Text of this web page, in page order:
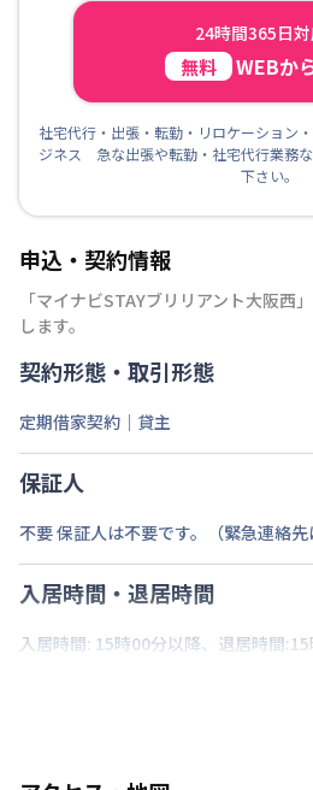
24時間365日
無料 WEBか
社宅代行・出張・転勤・リロケーション
ジネス 急な出張や転勤・社宅代行業務
下さい。
申込・契約情報
「マイナビSTAYブリリアント大阪西
します。
契約形態・取引形態
定期借家契約｜貸主
保証人
不要 保証人は不要です。（緊急連絡先
入居時間・退居時間
入居時間: 15時00分以降、退居時間